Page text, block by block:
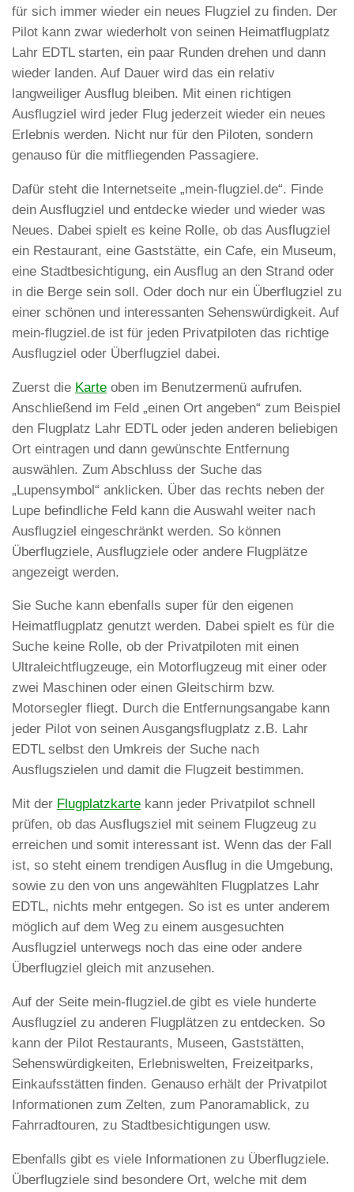
für sich immer wieder ein neues Flugziel zu finden. Der
Pilot kann zwar wiederholt von seinen Heimatflugplatz
Lahr EDTL starten, ein paar Runden drehen und dann
wieder landen. Auf Dauer wird das ein relativ
langweiliger Ausflug bleiben. Mit einen richtigen
Ausflugziel wird jeder Flug jederzeit wieder ein neues
Erlebnis werden. Nicht nur für den Piloten, sondern
genauso für die mitfliegenden Passagiere.
Dafür steht die Internetseite „mein-flugziel.de“. Finde
dein Ausflugziel und entdecke wieder und wieder was
Neues. Dabei spielt es keine Rolle, ob das Ausflugziel
ein Restaurant, eine Gaststätte, ein Cafe, ein Museum,
eine Stadtbesichtigung, ein Ausflug an den Strand oder
in die Berge sein soll. Oder doch nur ein Überflugziel zu
einer schönen und interessanten Sehenswürdigkeit. Auf
mein-flugziel.de ist für jeden Privatpiloten das richtige
Ausflugziel oder Überflugziel dabei.
Zuerst die Karte oben im Benutzermenü aufrufen.
Anschließend im Feld „einen Ort angeben“ zum Beispiel
den Flugplatz Lahr EDTL oder jeden anderen beliebigen
Ort eintragen und dann gewünschte Entfernung
auswählen. Zum Abschluss der Suche das
„Lupensymbol“ anklicken. Über das rechts neben der
Lupe befindliche Feld kann die Auswahl weiter nach
Ausflugziel eingeschränkt werden. So können
Überflugziele, Ausflugziele oder andere Flugplätze
angezeigt werden.
Sie Suche kann ebenfalls super für den eigenen
Heimatflugplatz genutzt werden. Dabei spielt es für die
Suche keine Rolle, ob der Privatpiloten mit einen
Ultraleichtflugzeuge, ein Motorflugzeug mit einer oder
zwei Maschinen oder einen Gleitschirm bzw.
Motorsegler fliegt. Durch die Entfernungsangabe kann
jeder Pilot von seinen Ausgangsflugplatz z.B. Lahr
EDTL selbst den Umkreis der Suche nach
Ausflugszielen und damit die Flugzeit bestimmen.
Mit der Flugplatzkarte kann jeder Privatpilot schnell
prüfen, ob das Ausflugsziel mit seinem Flugzeug zu
erreichen und somit interessant ist. Wenn das der Fall
ist, so steht einem trendigen Ausflug in die Umgebung,
sowie zu den von uns angewählten Flugplatzes Lahr
EDTL, nichts mehr entgegen. So ist es unter anderem
möglich auf dem Weg zu einem ausgesuchten
Ausflugziel unterwegs noch das eine oder andere
Überflugziel gleich mit anzusehen.
Auf der Seite mein-flugziel.de gibt es viele hunderte
Ausflugziel zu anderen Flugplätzen zu entdecken. So
kann der Pilot Restaurants, Museen, Gaststätten,
Sehenswürdigkeiten, Erlebniswelten, Freizeitparks,
Einkaufsstätten finden. Genauso erhält der Privatpilot
Informationen zum Zelten, zum Panoramablick, zu
Fahrradtouren, zu Stadtbesichtigungen usw.
Ebenfalls gibt es viele Informationen zu Überflugziele.
Überflugziele sind besondere Ort, welche mit dem